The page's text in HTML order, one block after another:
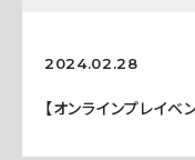
2024.02.28
【オンラインプレイ